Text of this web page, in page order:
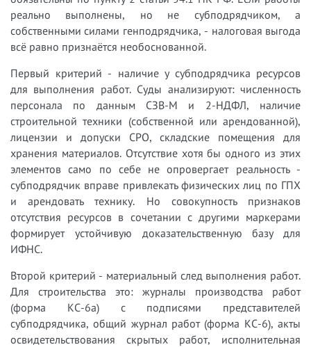
реально выполнены, но не субподрядчиком, а
собственными силами генподрядчика, - налоговая выгода
всё равно признаётся необоснованной.
Первый критерий - наличие у субподрядчика ресурсов
для выполнения работ. Суды анализируют: численность
персонала по данным СЗВ-М и 2-НДФЛ, наличие
строительной техники (собственной или арендованной),
лицензии и допуски СРО, складские помещения для
хранения материалов. Отсутствие хотя бы одного из этих
элементов само по себе не опровергает реальность -
субподрядчик вправе привлекать физических лиц по ГПХ
и арендовать технику. Но совокупность признаков
отсутствия ресурсов в сочетании с другими маркерами
формирует устойчивую доказательственную базу для
ИФНС.
Второй критерий - материальный след выполнения работ.
Для строительства это: журналы производства работ
(форма КС-6а) с подписями представителей
субподрядчика, общий журнал работ (форма КС-6), акты
освидетельствования скрытых работ, исполнительная